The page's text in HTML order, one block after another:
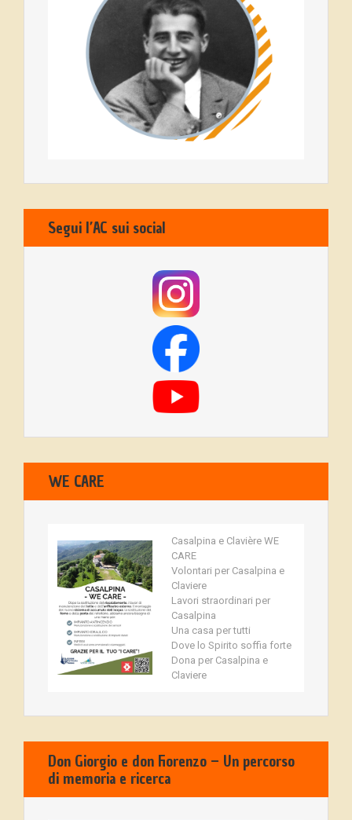
Segui l’AC sui social
WE CARE
Casalpina e Clavière WE
CARE
Volontari per Casalpina e
Claviere
Lavori straordinari per
Casalpina
Una casa per tutti
Dove lo Spirito soffia forte
Dona per Casalpina e
Claviere
Don Giorgio e don Fiorenzo – Un percorso
di memoria e ricerca